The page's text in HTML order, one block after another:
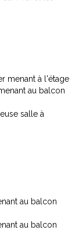
menant à l'étage
au balcon
salle à
au balcon
au balcon